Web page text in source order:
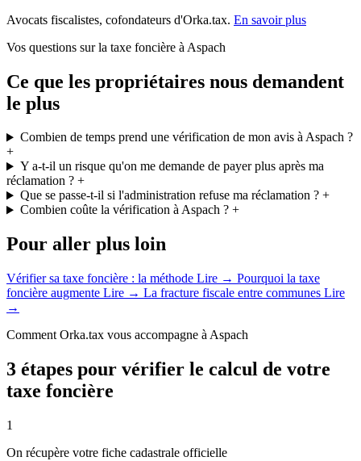
Avocats fiscalistes, cofondateurs d'Orka.tax. En savoir plus
Vos questions sur la taxe foncière à Aspach
Ce que les propriétaires nous demandent
le plus
Combien de temps prend une vérification de mon avis à Aspach ?
+
Y a-t-il un risque qu'on me demande de payer plus après ma
réclamation ? +
Que se passe-t-il si l'administration refuse ma réclamation ?+
Combien coûte la vérification à Aspach ?+
Pour aller plus loin
Vérifier sa taxe foncière : la méthode Lire → Pourquoi la taxe
foncière augmente Lire → La fracture fiscale entre communes Lire
→
Comment Orka.tax vous accompagne à Aspach
3 étapes pour vérifier le calcul de votre
taxe foncière
1
On récupère votre fiche cadastrale officielle